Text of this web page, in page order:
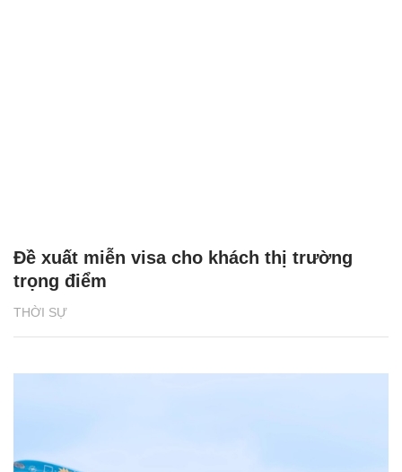
THỜI SỰ
Đề xuất miễn visa cho khách thị trường
trọng điểm